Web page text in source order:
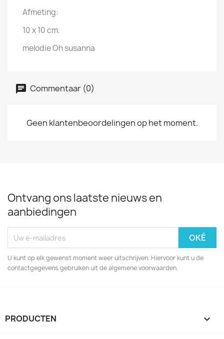
Afmeting:
10 x 10 cm.
melodie Oh susanna
Commentaar (0)
Geen klantenbeoordelingen op het moment.
Ontvang ons laatste nieuws en
aanbiedingen
U kunt op elk gewenst moment weer uitschrijven. Hiervoor kunt u de
contactgegevens gebruiken uit de algemene voorwaarden.
PRODUCTEN 